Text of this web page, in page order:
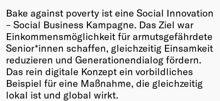
Bake against poverty ist eine Social Innovation
– Social Business Kampagne. Das Ziel war
Einkommensmöglichkeit für armutsgefährdete
Senior*innen schaffen, gleichzeitig Einsamkeit
reduzieren und Generationendialog fördern.
Das rein digitale Konzept ein vorbildliches
Beispiel für eine Maßnahme, die gleichzeitig
lokal ist und global wirkt.